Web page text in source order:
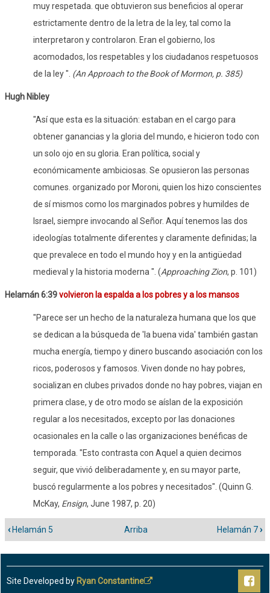
muy respetada. que obtuvieron sus beneficios al operar
estrictamente dentro de la letra de la ley, tal como la
interpretaron y controlaron. Eran el gobierno, los
acomodados, los respetables y los ciudadanos respetuosos
de la ley ". (An Approach to the Book of Mormon, p. 385)
Hugh Nibley
"Así que esta es la situación: estaban en el cargo para
obtener ganancias y la gloria del mundo, e hicieron todo con
un solo ojo en su gloria. Eran política, social y
económicamente ambiciosas. Se opusieron las personas
comunes. organizado por Moroni, quien los hizo conscientes
de sí mismos como los marginados pobres y humildes de
Israel, siempre invocando al Señor. Aquí tenemos las dos
ideologías totalmente diferentes y claramente definidas; la
que prevalece en todo el mundo hoy y en la antigüedad
medieval y la historia moderna ". (Approaching Zion, p. 101)
Helamán 6:39volvieron la espalda a los pobres y a los mansos
"Parece ser un hecho de la naturaleza humana que los que
se dedican a la búsqueda de 'la buena vida' también gastan
mucha energía, tiempo y dinero buscando asociación con los
ricos, poderosos y famosos. Viven donde no hay pobres,
socializan en clubes privados donde no hay pobres, viajan en
primera clase, y de otro modo se aíslan de la exposición
regular a los necesitados, excepto por las donaciones
ocasionales en la calle o las organizaciones benéficas de
temporada. "Esto contrasta con Aquel a quien decimos
seguir, que vivió deliberadamente y, en su mayor parte,
buscó regularmente a los pobres y necesitados". (Quinn G.
McKay, Ensign, June 1987, p. 20)
Enlaces
transversales
de
libro
‹Helamán 5 Arriba Helamán 7›
Site Developed by Ryan Constantine